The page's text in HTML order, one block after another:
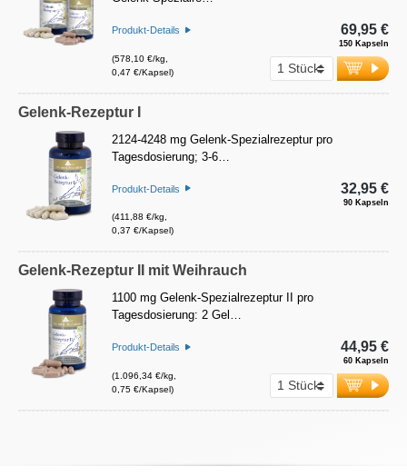
Produkt-Details
(578,10 €/kg,
0,47 €/Kapsel)
150 Kapseln
69,95 €
Gelenk-Rezeptur I
2124-4248 mg Gelenk-Spezialrezeptur pro
Tagesdosierung; 3-6…
Produkt-Details
(411,88 €/kg,
0,37 €/Kapsel)
90 Kapseln
32,95 €
Gelenk-Rezeptur II mit Weihrauch
1100 mg Gelenk-Spezialrezeptur II pro
Tagesdosierung: 2 Gel…
Produkt-Details
(1.096,34 €/kg,
0,75 €/Kapsel)
60 Kapseln
44,95 €